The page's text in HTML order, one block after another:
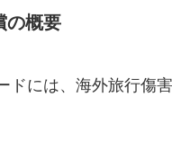
の概要
ドには、海外旅行傷